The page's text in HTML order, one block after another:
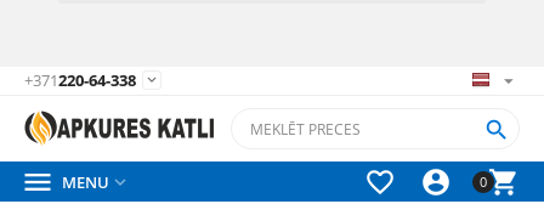
+371220-64-338 
0



 MENU 